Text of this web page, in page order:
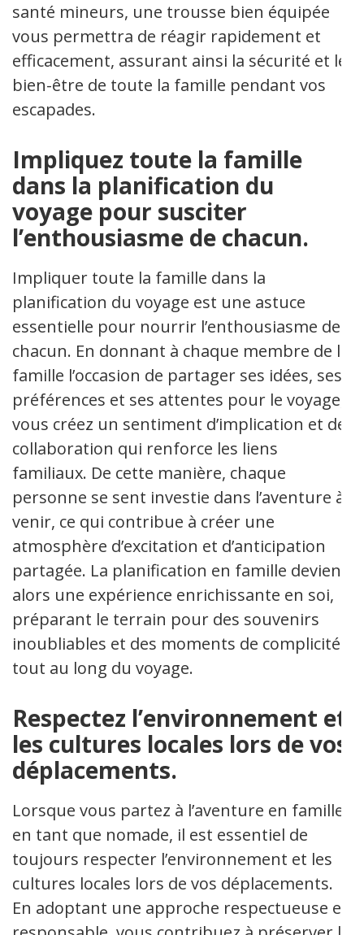
santé mineurs, une trousse bien équipée
vous permettra de réagir rapidement et
efficacement, assurant ainsi la sécurité et le
bien-être de toute la famille pendant vos
escapades.
Impliquez toute la famille
dans la planification du
voyage pour susciter
l’enthousiasme de chacun.
Impliquer toute la famille dans la
planification du voyage est une astuce
essentielle pour nourrir l’enthousiasme de
chacun. En donnant à chaque membre de la
famille l’occasion de partager ses idées, ses
préférences et ses attentes pour le voyage,
vous créez un sentiment d’implication et de
collaboration qui renforce les liens
familiaux. De cette manière, chaque
personne se sent investie dans l’aventure à
venir, ce qui contribue à créer une
atmosphère d’excitation et d’anticipation
partagée. La planification en famille devient
alors une expérience enrichissante en soi,
préparant le terrain pour des souvenirs
inoubliables et des moments de complicité
tout au long du voyage.
Respectez l’environnement et
les cultures locales lors de vos
déplacements.
Lorsque vous partez à l’aventure en famille
en tant que nomade, il est essentiel de
toujours respecter l’environnement et les
cultures locales lors de vos déplacements.
En adoptant une approche respectueuse et